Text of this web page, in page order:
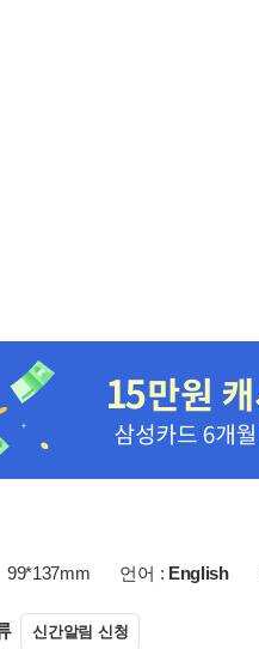
99*137mm 언어 : English
신간알림 신청